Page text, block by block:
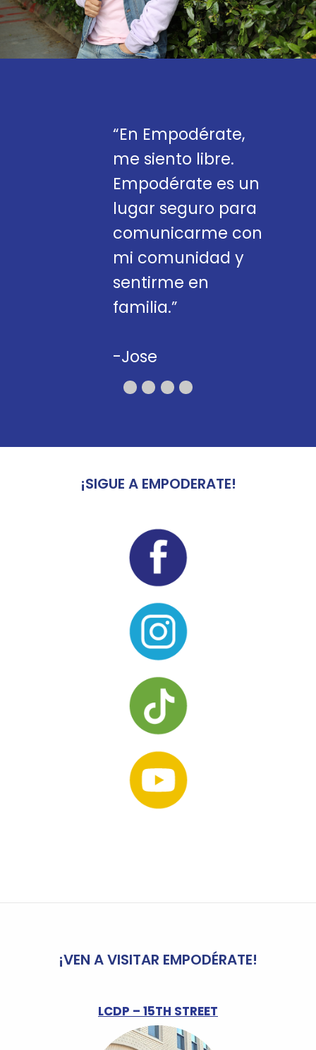
“En Empodérate,
me siento libre.
Empodérate es un
lugar seguro para
comunicarme con
mi comunidad y
sentirme en
familia.”
-Jose
¡SIGUE A EMPODERATE!
¡VEN A VISITAR EMPODÉRATE!
LCDP – 15TH STREET